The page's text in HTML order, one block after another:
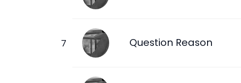
Question Reason